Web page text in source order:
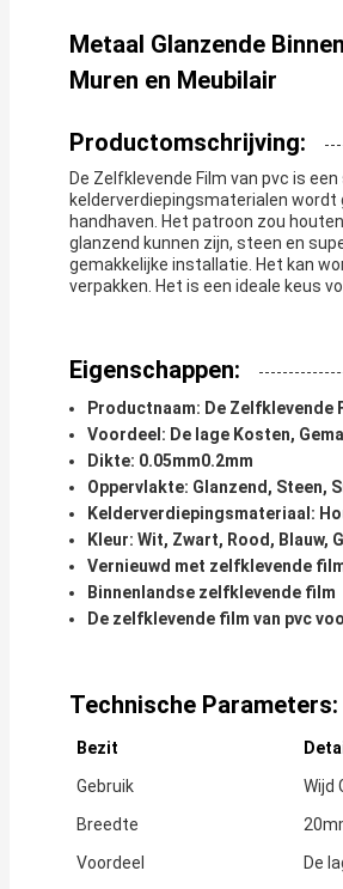
Metaal Glanzende
Muren en Meubilair
Productomschrijving:
De Zelfklevende Film van pvc is
kelderverdiepingsmaterialen
handhaven. Het patroon zou
glanzend kunnen zijn, steen en
gemakkelijke installatie. Het kan
verpakken. Het is een ideale keus
Eigenschappen:
Productnaam: De Zelfklevende
Voordeel: De lage Kosten,
Dikte: 0.05mm0.2mm
Oppervlakte: Glanzend, Steen,
Kelderverdiepingsmateriaal:
Kleur: Wit, Zwart, Rood, Blauw,
Vernieuwd met zelfklevende
Binnenlandse zelfklevende film
De zelfklevende film van pvc
Technische Parameters:
Bezit
Gebruik
Wijd
Breedte
Voordeel
De